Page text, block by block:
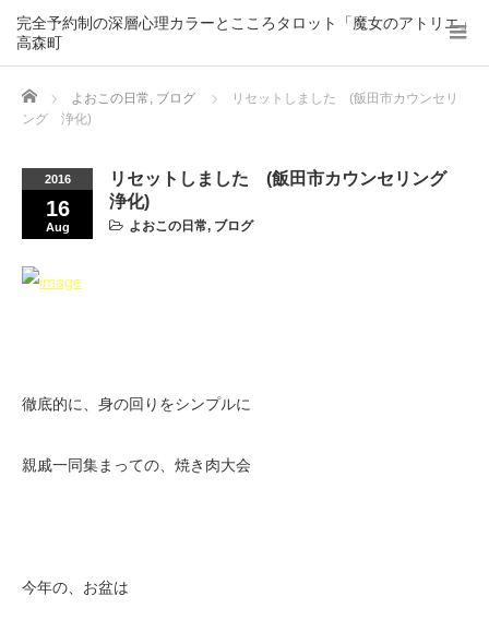
完全予約制の深層心理カラーとこころタロット「魔女のアトリエ」
高森町
Home よおこの日常, ブログ
リセットしました (飯田市カウンセリ
ング 浄化)
2016
16
Aug
リセットしました (飯田市カウンセリング
浄化)
よおこの日常, ブログ
徹底的に、身の回りをシンプルに
親戚一同集まっての、焼き肉大会
今年の、お盆は